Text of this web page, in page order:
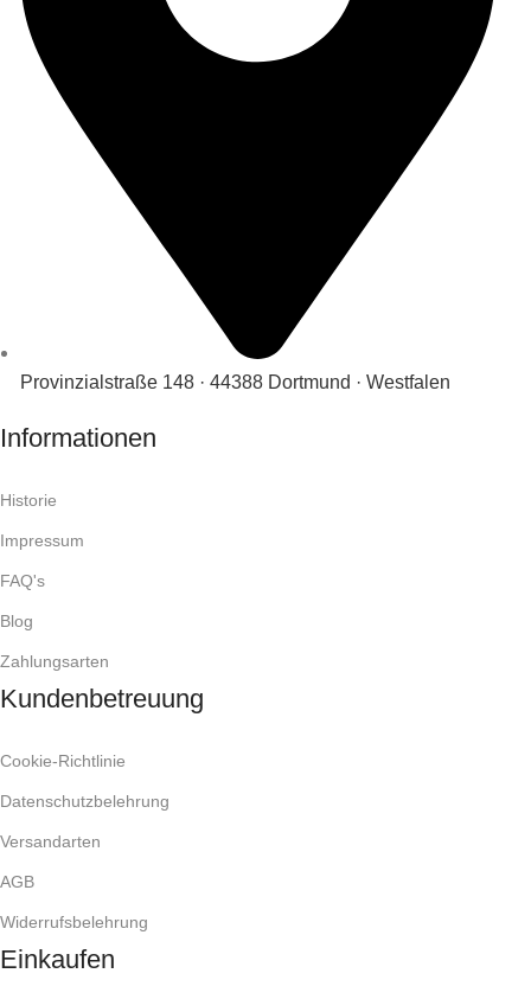
Provinzialstraße 148 · 44388 Dortmund · Westfalen
Informationen
Historie
Impressum
FAQ's
Blog
Zahlungsarten
Kundenbetreuung
Cookie-Richtlinie
Datenschutzbelehrung
Versandarten
AGB
Widerrufsbelehrung
Einkaufen